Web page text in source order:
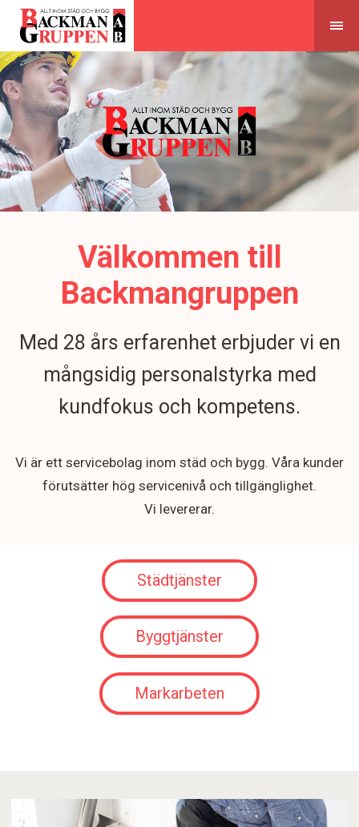
Skip
content
Välkommen till
Backmangruppen
Med 28 års erfarenhet erbjuder vi en
mångsidig personalstyrka med
kundfokus och kompetens.
Vi är ett servicebolag inom städ och bygg. Våra kunder
förutsätter hög servicenivå och tillgänglighet.
Vi levererar.
Städtjänster
Byggtjänster
Markarbeten